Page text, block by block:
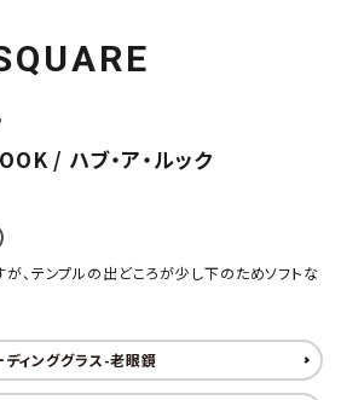
/ ハブ・ア・ルック
、テンプルの出どころが少し下のためソフトな
ディンググラス-老眼鏡